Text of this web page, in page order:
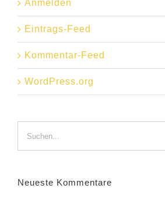
Anmelden
Eintrags-Feed
Kommentar-Feed
WordPress.org
nach:
Neueste Kommentare